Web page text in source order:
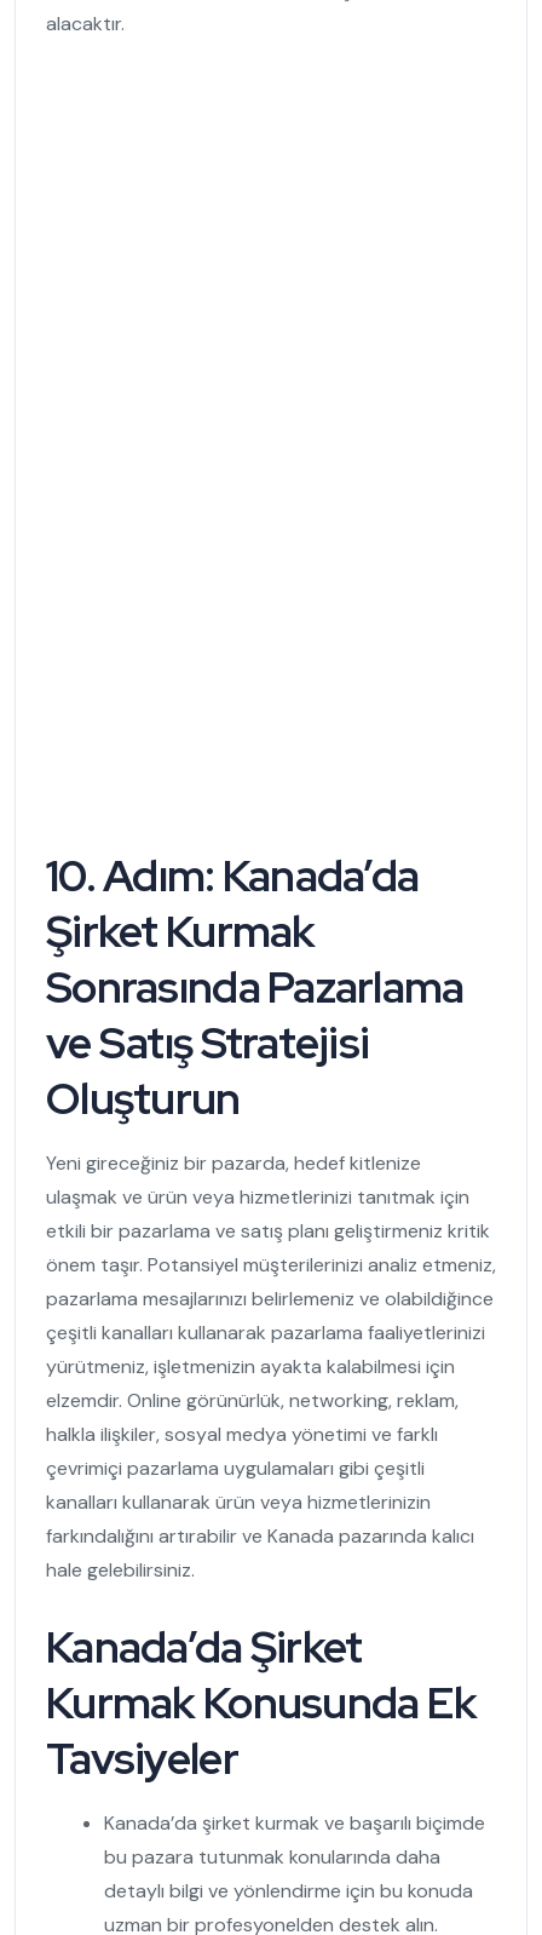
alacaktır.
10. Adım: Kanada’da
Şirket Kurmak
SonrasındaPazarlama
ve Satış Stratejisi
Oluşturun
Yeni gireceğiniz bir pazarda, hedef kitlenize
ulaşmak ve ürün veya hizmetlerinizi tanıtmak için
etkili bir pazarlama ve satış planı geliştirmeniz kritik
önem taşır. Potansiyel müşterilerinizi analiz etmeniz,
pazarlama mesajlarınızı belirlemeniz ve olabildiğince
çeşitli kanalları kullanarak pazarlama faaliyetlerinizi
yürütmeniz, işletmenizin ayakta kalabilmesi için
elzemdir. Online görünürlük, networking, reklam,
halkla ilişkiler, sosyal medya yönetimi ve farklı
çevrimiçi pazarlama uygulamaları gibi çeşitli
kanalları kullanarak ürün veya hizmetlerinizin
farkındalığını artırabilir ve Kanada pazarında kalıcı
hale gelebilirsiniz.
Kanada’da Şirket
Kurmak Konusunda Ek
Tavsiyeler
Kanada’da şirket kurmak ve başarılı biçimde
bu pazara tutunmak konularında daha
detaylı bilgi ve yönlendirme için bu konuda
uzman bir profesyonelden destek alın.